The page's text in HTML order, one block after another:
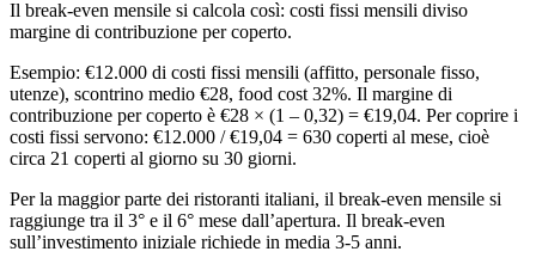
Il break-even mensile si calcola così: costi fissi mensili diviso
margine di contribuzione per coperto.
Esempio: €12.000 di costi fissi mensili (affitto, personale fisso,
utenze), scontrino medio €28, food cost 32%. Il margine di
contribuzione per coperto è €28 × (1 – 0,32) = €19,04. Per coprire i
costi fissi servono: €12.000 / €19,04 = 630 coperti al mese, cioè
circa 21 coperti al giorno su 30 giorni.
Per la maggior parte dei ristoranti italiani, il break-even mensile si
raggiunge tra il 3° e il 6° mese dall’apertura. Il break-even
sull’investimento iniziale richiede in media 3-5 anni.